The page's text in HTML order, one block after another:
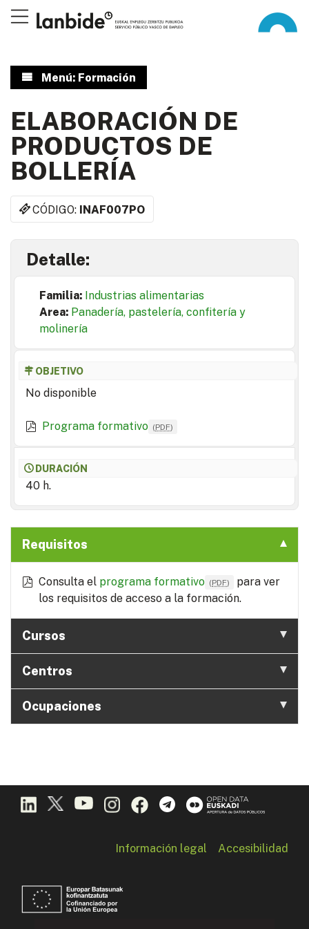
Menú: Formación
ELABORACIÓN DE
PRODUCTOS DE
BOLLERÍA
CÓDIGO: INAF007PO
Detalle:
Familia: Industrias alimentarias
Area: Panadería, pastelería, confitería y
molinería
OBJETIVO
No disponible
Programa formativo (PDF)
DURACIÓN
40 h.
Requisitos
Consulta el programa formativo (PDF)
para ver
los requisitos de acceso a la formación.
Cursos
Centros
Ocupaciones
Información legal Accesibilidad